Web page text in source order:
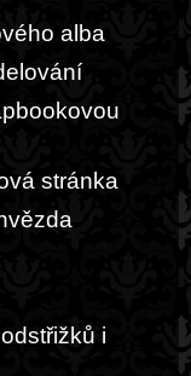
alba
stránka
i